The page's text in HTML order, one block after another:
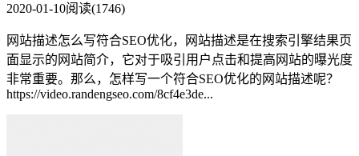
2020-01-10阅读(1746)
网站描述怎么写符合SEO优化，网站描述是在搜索引擎结果页
面显示的网站简介，它对于吸引用户点击和提高网站的曝光度
非常重要。那么，怎样写一个符合SEO优化的网站描述呢？
https://video.randengseo.com/8cf4e3de...